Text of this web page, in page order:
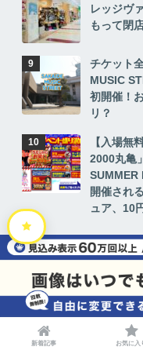
レッジヴ
もって閉
チケット
MUSIC
初開催！
リ？
【入場無
2000丸亀
SUMMER
開催され
ュア、10
新着記事 お気に入